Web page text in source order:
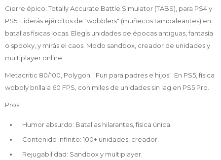
Cierre épico: Totally Accurate Battle Simulator (TABS), para PS4 y
PS5. Liderás ejércitos de "wobblers" (muñecos tambaleantes) en
batallas físicas locas. Elegís unidades de épocas antiguas, fantasía
o spooky, y mirás el caos. Modo sandbox, creador de unidades y
multiplayer online.
Metacritic 80/100, Polygon: "Fun para padres e hijos". En PS5, física
wobbly brilla a 60 FPS, con miles de unidades sin lag en PS5 Pro.
Pros:
Humor absurdo: Batallas hilarantes, física única.
Contenido infinito: 100+ unidades, creador.
Rejugabilidad: Sandbox y multiplayer.